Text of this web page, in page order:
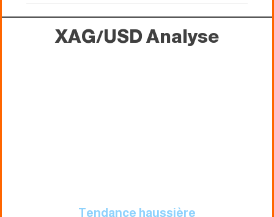
XAG/USDAnalyse
Tendance haussière